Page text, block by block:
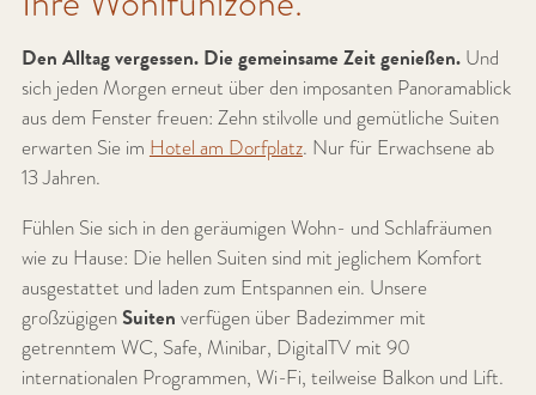
Den Alltag vergessen. Die gemeinsame Zeit genießen.Und
sich jeden Morgen erneut über den imposanten Panoramablick
aus dem Fenster freuen: Zehn stilvolle und gemütliche Suiten
erwarten Sie im Hotel am Dorfplatz. Nur für Erwachsene ab
13 Jahren.
Fühlen Sie sich in den geräumigen Wohn- und Schlafräumen
wie zu Hause: Die hellen Suiten sind mit jeglichem Komfort
ausgestattet und laden zum Entspannen ein. Unsere
großzügigenSuiten verfügen über Badezimmer mit
getrenntem WC, Safe, Minibar, DigitalTV mit 90
internationalen Programmen, Wi-Fi, teilweise Balkon und Lift.